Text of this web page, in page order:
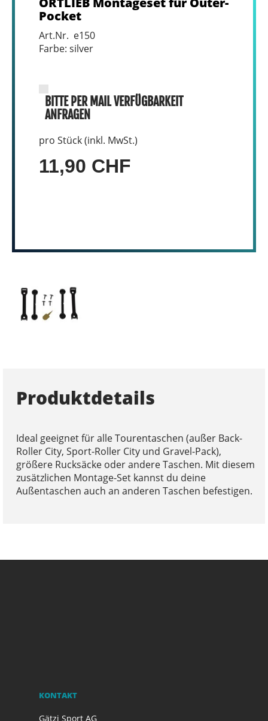
Pocket
Art.Nr. e150
Farbe: silver
BITTE PER MAIL VERFÜGBARKEIT
ANFRAGEN
pro Stück (inkl. MwSt.)
11,90 CHF
Produktdetails
Ideal geeignet für alle Tourentaschen (außer Back-
Roller City, Sport-Roller City und Gravel-Pack),
größere Rucksäcke oder andere Taschen. Mit diesem
zusätzlichen Montage-Set kannst du deine
Außentaschen auch an anderen Taschen befestigen.
KONTAKT
Gätzi Sport AG